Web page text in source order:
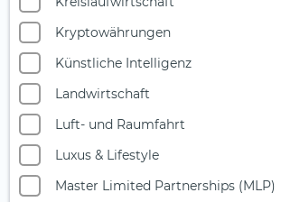
Kryptowährungen
Künstliche Intelligenz
Landwirtschaft
Luft- und Raumfahrt
Luxus & Lifestyle
Master Limited Partnerships (MLP)